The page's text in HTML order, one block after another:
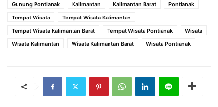
Gunung Pontianak
Kalimantan Kalimantan Barat
Pontianak
Tempat Wisata
Tempat Wisata Kalimantan
Tempat Wisata Kalimantan Barat
Tempat Wisata Pontianak
Wisata
Wisata Kalimantan
Wisata Kalimantan Barat Wisata Pontianak